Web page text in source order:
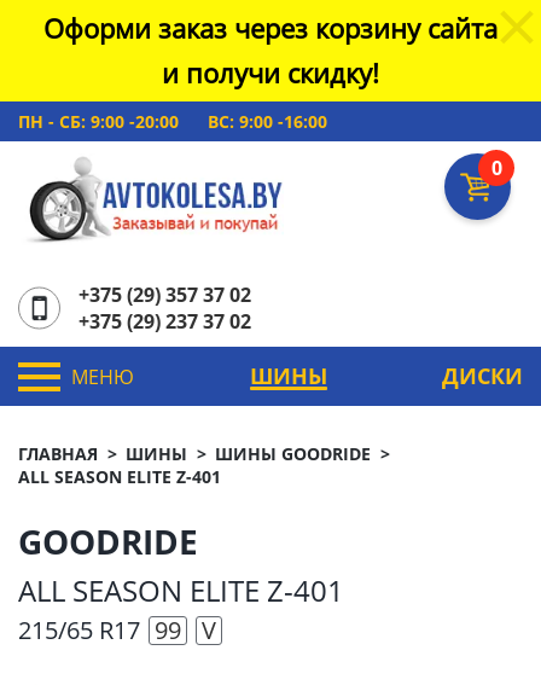
Оформи заказ через корзину сайта
и получи скидку!
ПН - СБ: 9:00 -20:00 ВС: 9:00 -16:00
0
+375 (29) 357 37 02
+375 (29) 237 37 02
МЕНЮ ШИНЫ ДИСКИ
ГЛАВНАЯ ШИНЫ
ШИНЫ GOODRIDE
ALL SEASON ELITE Z-401
GOODRIDE
ALL SEASON ELITE Z-401
215/65 R17 99 V